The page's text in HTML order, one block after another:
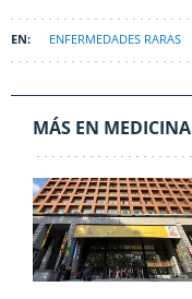
ENFERMEDADES RARAS
MÁS EN MEDICINA